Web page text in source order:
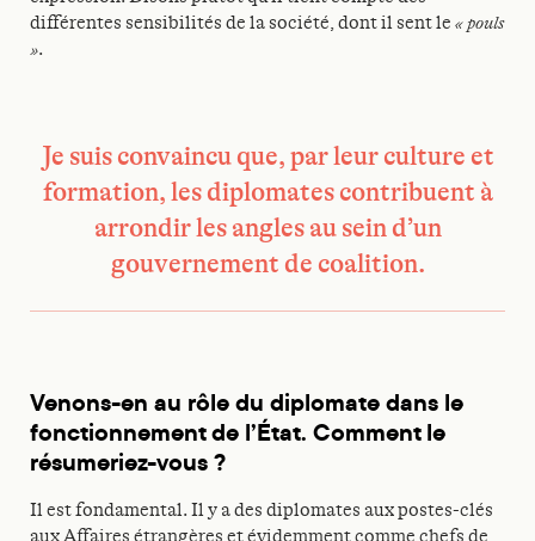
différentes sensibilités de la société, dont il sent le « pouls
».
Je suis convaincu que, par leur culture et
formation, les diplomates contribuent à
arrondir les angles au sein d’un
gouvernement de coalition.
Venons-en au rôle du diplomate dans le
fonctionnement de l’État. Comment le
résumeriez-vous ?
Il est fondamental. Il y a des diplomates aux postes-clés
aux Affaires étrangères et évidemment comme chefs de